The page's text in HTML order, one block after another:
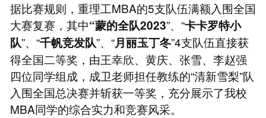
据比赛规则，重理工MBA的5支队伍满额入围全国
大赛复赛，其中“蒙的全队2023”、“卡卡罗特小
队”、“千帆竞发队”、“月丽玉丁冬”4支队伍直接获
得全国二等奖，由王幸欣、黄庆、张雪、李赵强
四位同学组成，成卫老师担任教练的“清新雪梨”队
入围全国总决赛并斩获一等奖，充分展示了我校
MBA同学的综合实力和竞赛风采。